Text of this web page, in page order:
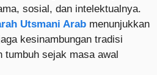
sosial, dan intelektualnya.
Utsmani Arab menunjukkan
kesinambungan tradisi
tumbuh sejak masa awal